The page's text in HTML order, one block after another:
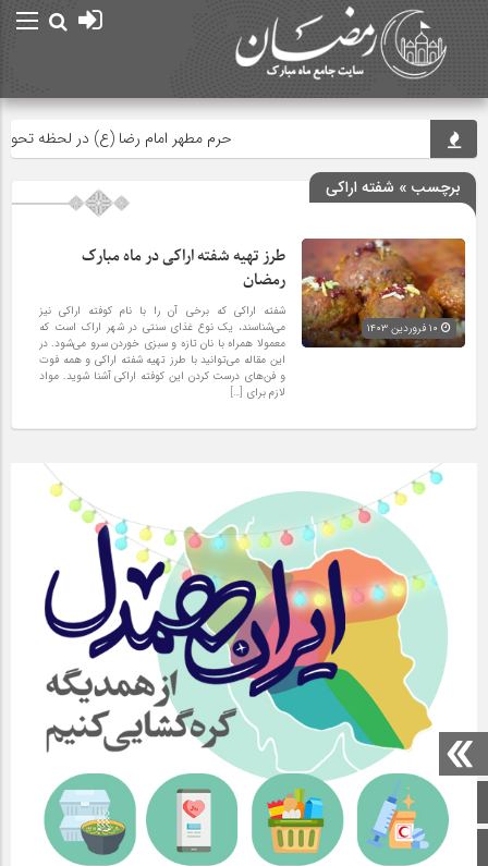
صفحه اصلی
اینستاگرام
حرم مطهر امام رضا (ع) در لحظه تحویل
برچسب » شفته اراکی
طرز تهیه شفته اراکی در ماه مبارک
رمضان
شفته اراکی که برخی آن را با نام کوفته اراکی نیز
می‌شناسند، یک نوع غذای سنتی در شهر اراک است که
معمولا همراه با نان تازه و سبزی خوردن سرو می‌شود. در
این مقاله می‌توانید با طرز تهیه شفته اراکی و همه فوت
و فن‌های درست کردن این کوفته اراکی آشنا شوید. مواد
لازم برای […]